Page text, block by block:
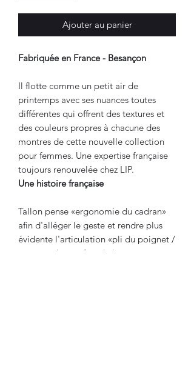
Ajouter au panier
Fabriquée en France - Besançon
Il flotte comme un petit air de
printemps avec ses nuances toutes
différentes qui offrent des textures et
des couleurs propres à chacune des
montres de cette nouvelle collection
pour femmes. Une expertise française
toujours renouvelée chez LIP.
Une histoire française
Tallon pense «ergonomie du cadran»
afin d'alléger le geste et rendre plus
évidente l'articulation «pli du poignet /
montre». Le confort de lecture est